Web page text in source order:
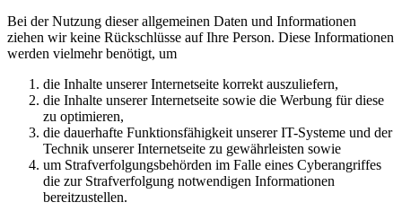
Bei der Nutzung dieser allgemeinen Daten und Informationen
ziehen wir keine Rückschlüsse auf Ihre Person. Diese Informationen
werden vielmehr benötigt, um
die Inhalte unserer Internetseite korrekt auszuliefern,
die Inhalte unserer Internetseite sowie die Werbung für diese
zu optimieren,
die dauerhafte Funktionsfähigkeit unserer IT-Systeme und der
Technik unserer Internetseite zu gewährleisten sowie
um Strafverfolgungsbehörden im Falle eines Cyberangriffes
die zur Strafverfolgung notwendigen Informationen
bereitzustellen.